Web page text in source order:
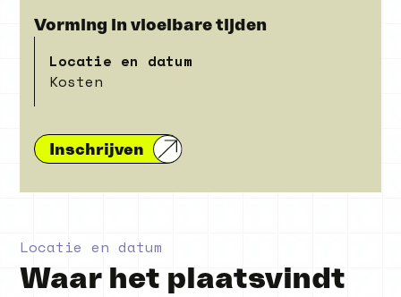
Vorming in vloeibare tijden
Locatie en datum
Kosten
Inschrijven
Locatie en datum
Waar het plaatsvindt